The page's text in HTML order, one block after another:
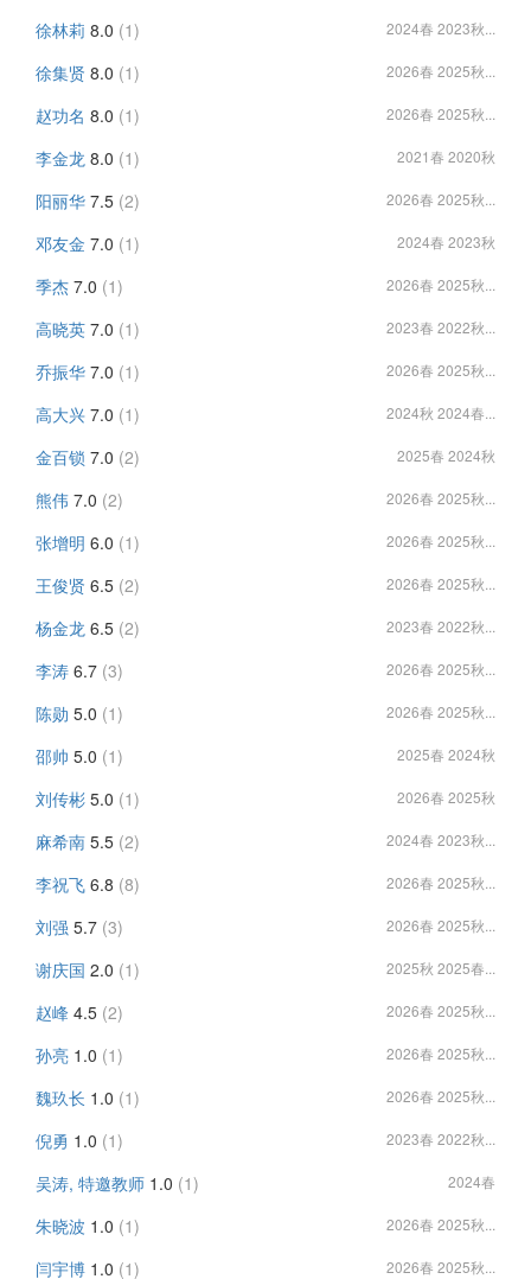
徐林莉 8.0 (1) 2024春 2023秋...
徐集贤 8.0 (1) 2026春 2025秋...
赵功名 8.0 (1) 2026春 2025秋...
李金龙 8.0 (1) 2021春 2020秋
阳丽华 7.5 (2) 2026春 2025秋...
邓友金 7.0 (1) 2024春 2023秋
季杰 7.0 (1) 2026春 2025秋...
高晓英 7.0 (1) 2023春 2022秋...
乔振华 7.0 (1) 2026春 2025秋...
高大兴 7.0 (1) 2024秋 2024春...
金百锁 7.0 (2) 2025春 2024秋
熊伟 7.0 (2) 2026春 2025秋...
张增明 6.0 (1) 2026春 2025秋...
王俊贤 6.5 (2) 2026春 2025秋...
杨金龙 6.5 (2) 2023春 2022秋...
李涛 6.7 (3) 2026春 2025秋...
陈勋 5.0 (1) 2026春 2025秋...
邵帅 5.0 (1) 2025春 2024秋
刘传彬 5.0 (1) 2026春 2025秋
麻希南 5.5 (2) 2024春 2023秋...
李祝飞 6.8 (8) 2026春 2025秋...
刘强 5.7 (3) 2026春 2025秋...
谢庆国 2.0 (1) 2025秋 2025春...
赵峰 4.5 (2) 2026春 2025秋...
孙亮 1.0 (1) 2026春 2025秋...
魏玖长 1.0 (1) 2026春 2025秋...
倪勇 1.0 (1) 2023春 2022秋...
吴涛, 特邀教师 1.0 (1) 2024春
朱晓波 1.0 (1) 2026春 2025秋...
闫宇博 1.0 (1) 2026春 2025秋...